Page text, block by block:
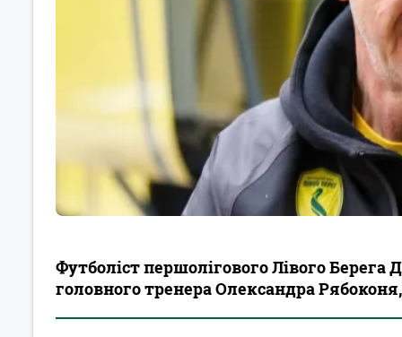
Футболіст першолігового Лівого
головного тренера Олександра